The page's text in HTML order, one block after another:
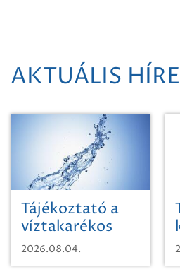
AKTUÁLIS
Tájékoztató a
víztakarékos
vízhasználatról
2026.08.04.